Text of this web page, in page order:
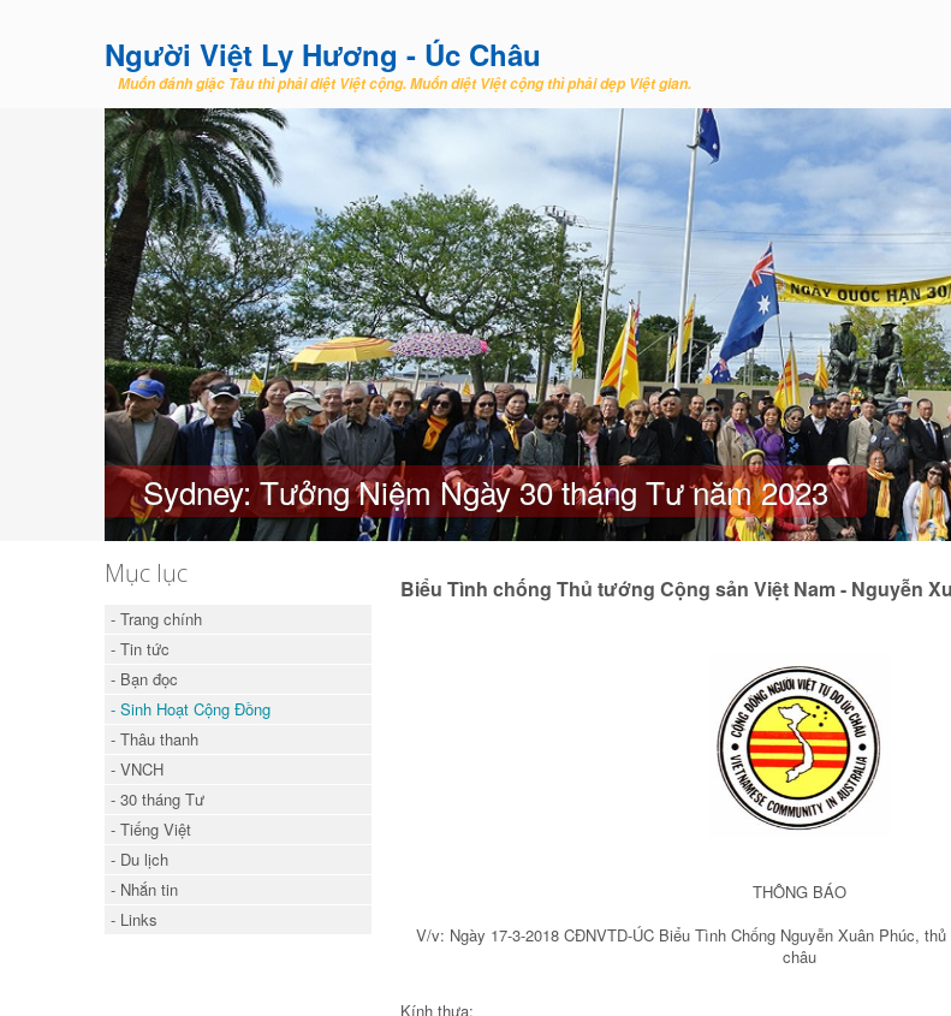
Người Việt Ly Hương - Úc Châu
Muốn đánh giặc Tàu thì phải diệt Việt cộng. Muốn diệt Việt cộng thì phải dẹp Việt gian.
Sydney: Tưởng Niệm Ngày 30 tháng Tư năm 2023
Mục lục
- Trang chính
- Tin tức
- Bạn đọc
- Sinh Hoạt Cộng Đồng
- Thâu thanh
- VNCH
- 30 tháng Tư
- Tiếng Việt
- Du lịch
- Nhắn tin
- Links
Biểu Tình chống Thủ tướng Cộng sản Việt Nam - Nguyễn
THÔNG BÁO
V/v: Ngày 17-3-2018 CĐNVTD-ÚC Biểu Tình Chống Nguyễn Xuân Phúc,
châu
Kính thưa: